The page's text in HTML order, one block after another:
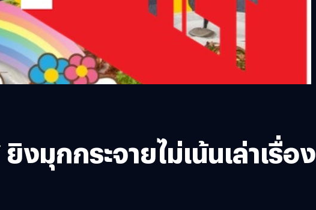
มุกกระจายไม่เน้นเล่าเรื่อง